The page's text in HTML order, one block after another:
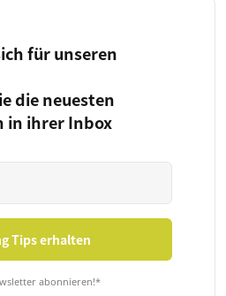
für unseren
die neuesten
in ihrer Inbox
abonnieren!*